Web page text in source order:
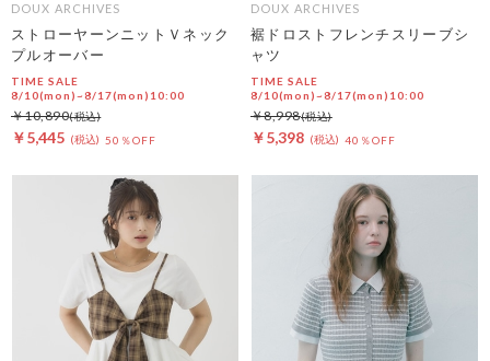
DOUX ARCHIVES
ストローヤーンニットＶネック
プルオーバー
TIME SALE
8/10(mon)~8/17(mon)10:00
￥5,445 50％OFF
￥10,890
DOUX ARCHIVES
裾ドロストフレンチスリーブシ
ャツ
TIME SALE
8/10(mon)~8/17(mon)10:00
￥5,398 40％OFF
￥8,998